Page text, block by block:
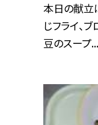
本日の献立
じフライ、
豆のスープ...